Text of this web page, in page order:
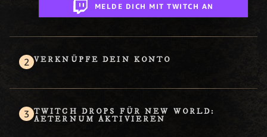
MELDE DICH MIT TWITCH AN
VERKNÜPFE DEIN KONTO
TWITCH DROPS FÜR NEW WORLD:
AETERNUM AKTIVIEREN